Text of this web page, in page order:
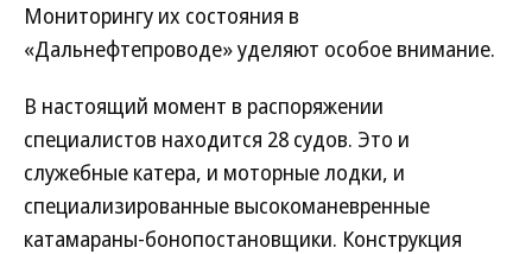
Мониторингу их состояния в
«Дальнефтепроводе» уделяют особое внимание.
В настоящий момент в распоряжении
специалистов находится 28 судов. Это и
служебные катера, и моторные лодки, и
специализированные высокоманевренные
катамараны-бонопостановщики. Конструкция